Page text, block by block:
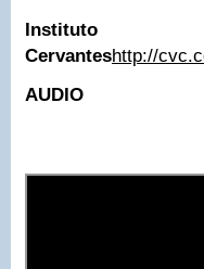
Instituto
Cervanteshttp://
AUDIO